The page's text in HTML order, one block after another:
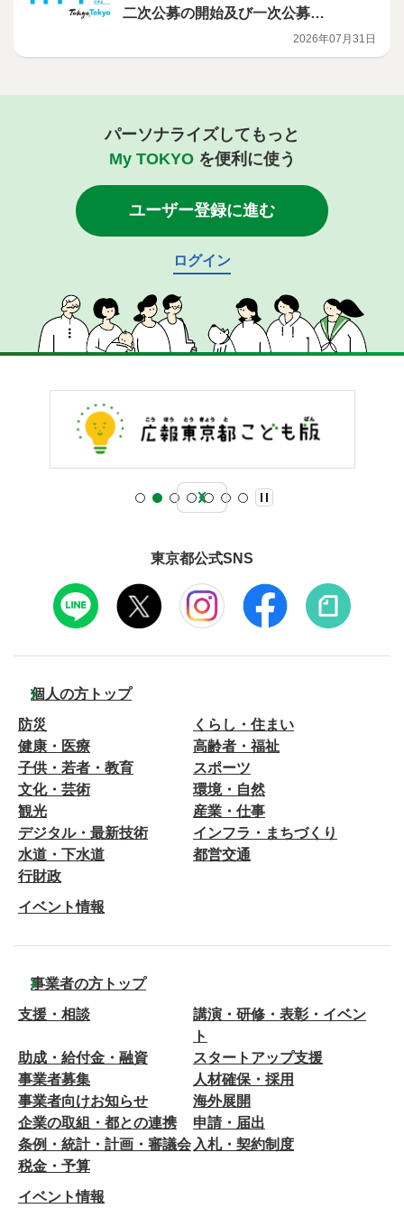
二次公募の開始及び一次公募の
2026年07月31日
パーソナライズしてもっと
My TOKYOを便利に使う
ユーザー登録に進む
ログイン
東京都公式SNS
個人の方トップ
防災
くらし・住まい
健康・医療
高齢者・福祉
子供・若者・教育
スポーツ
文化・芸術
環境・自然
観光
産業・仕事
デジタル・最新技術
インフラ・まちづくり
水道・下水道
都営交通
行財政
イベント情報
事業者の方トップ
支援・相談
講演・研修・表彰・イベン
ト
助成・給付金・融資
スタートアップ支援
事業者募集
人材確保・採用
事業者向けお知らせ
海外展開
企業の取組・都との連携
申請・届出
条例・統計・計画・審議会 入札・契約制度
税金・予算
イベント情報